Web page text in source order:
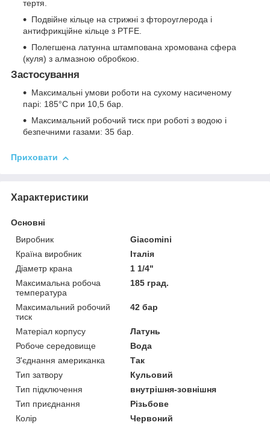
тертя.
Подвійне кільце на стрижні з фтороуглерода і
антифрикційне кільце з PTFE.
Полегшена латунна штампована хромована сфера
(куля) з алмазною обробкою.
Застосування
Максимальні умови роботи на сухому насиченому
парі: 185°С при 10,5 бар.
Максимальний робочий тиск при роботі з водою і
безпечними газами: 35 бар.
Приховати
Характеристики
Основні
Виробник
Giacomini
Країна виробник
Італія
Діаметр крана
1 1/4"
Максимальна робоча
температура
185 град.
Максимальний робочий
тиск
42 бар
Матеріал корпусу
Латунь
Робоче середовище
Вода
З'єднання американка
Так
Тип затвору
Кульовий
Тип підключення
внутрішня-зовнішня
Тип приєднання
Різьбове
Колір
Червоний